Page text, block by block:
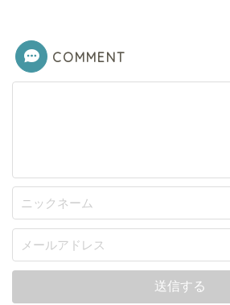
COMMENT